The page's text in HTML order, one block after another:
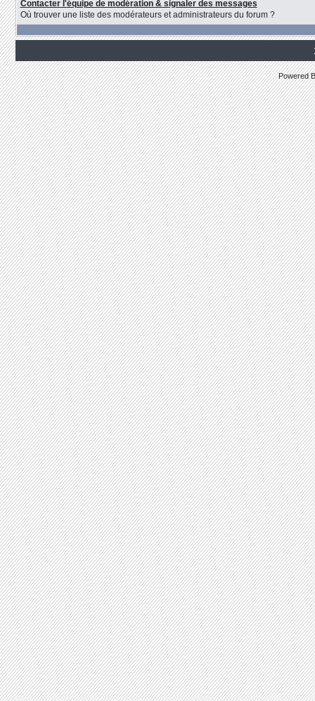
Contacter l'équipe de modération & signaler des messages
Où trouver une liste des modérateurs et administrateurs du forum ?
Powered